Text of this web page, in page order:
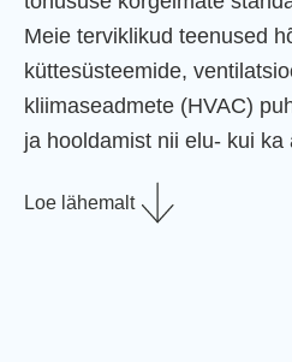
Meie terviklikud teenused
küttesüsteemide,
kliimaseadmete (HVAC)
ja hooldamist nii elu- kui ka
Loe lähemalt